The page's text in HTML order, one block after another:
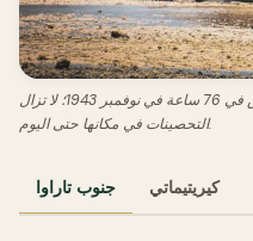
جزيرة بيتيو، حيث توفي حوالي 5700 شخص في 76 ساعة في نوفمبر 1943؛ لا تزال
التحصينات في مكانها حتى اليوم.
جنوب تاراوا كيريتيماتي